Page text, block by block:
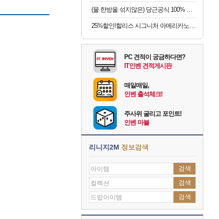
(물 한방울 섞지않은) 당근공식 100% 착즙 국내산 당근주스 x 30개
25%할인!할리스 시그니처 아메리카노, 550ml, 12개
PC 견적이 궁금하다면?
IT인벤 견적게시판
매일매일,
인벤 출석체크!
주사위 굴리고 포인트!
인벤 마블
리니지2M 정보검색
검색
검색
검색